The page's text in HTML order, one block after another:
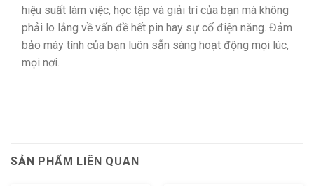
hiệu suất làm việc, học tập và giải trí của bạn mà không
phải lo lắng về vấn đề hết pin hay sự cố điện năng. Đảm
bảo máy tính của bạn luôn sẵn sàng hoạt động mọi lúc,
mọi nơi.
SẢN PHẨM LIÊN QUAN